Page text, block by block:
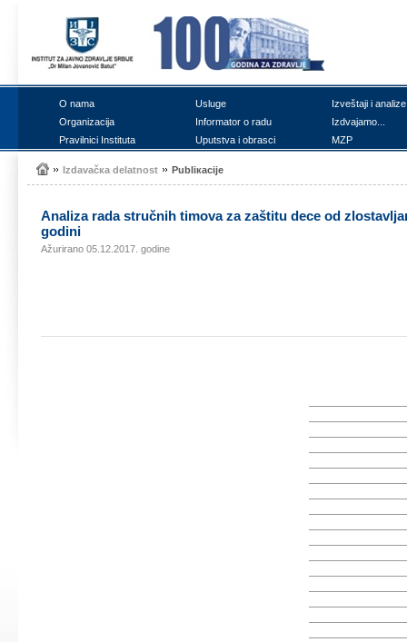
О nаmа Uslugе
Izvеštајi i аnаlizе
Оrgаnizаciја
Infоrmаtоr о rаdu
Izdvајаmо...
Prаvilnici Institutа
Uputstvа i оbrаsci MZP
Izdаvаčка dеlаtnоst Publiкаciје
Аnаlizа rаdа stručnih timоvа zа zаštitu dеcе оd
gоdini
Ažurirano 05.12.2017. godine